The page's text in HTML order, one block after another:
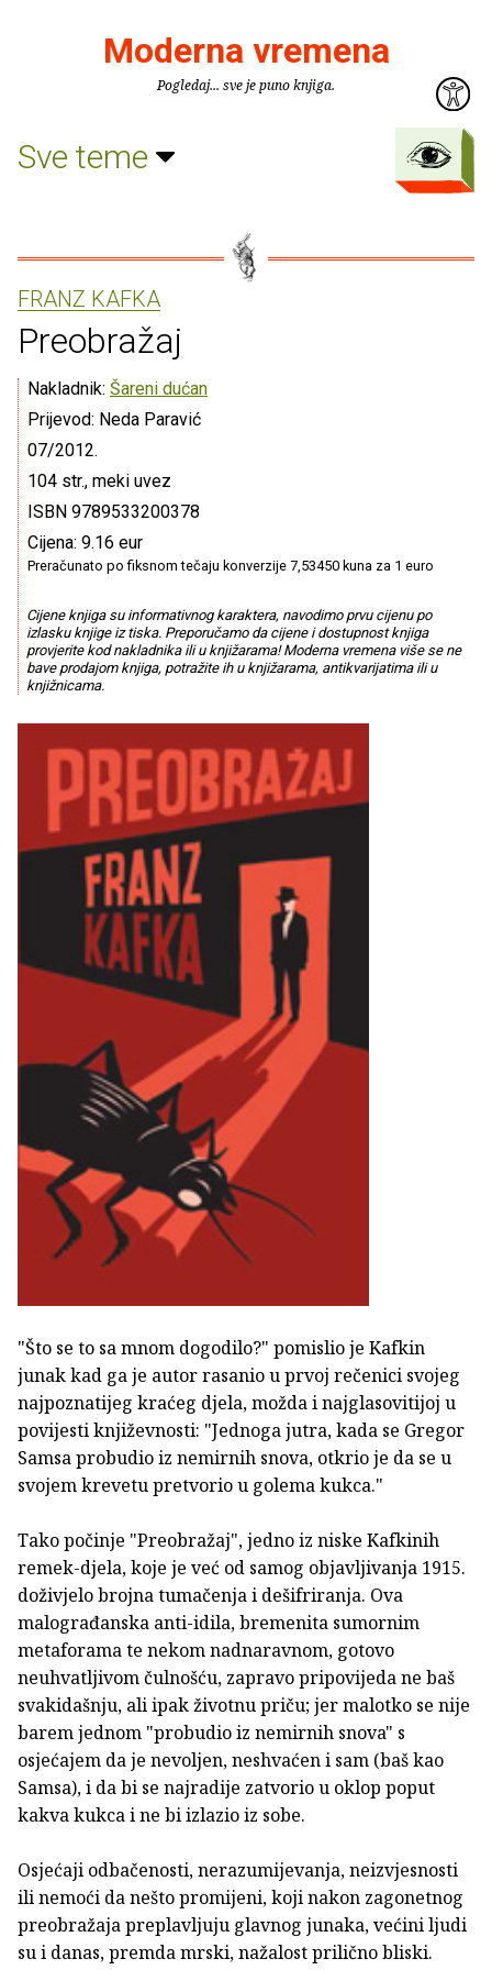
Moderna vremena
Pogledaj... sve je puno knjiga.
Sve teme
FRANZ KAFKA
Preobražaj
Nakladnik: Šareni dućan
Prijevod: Neda Paravić
07/2012.
104 str., meki uvez
ISBN 9789533200378
Cijena: 9.16 eur
Preračunato po fiksnom tečaju konverzije 7,53450 kuna za 1 euro
Cijene knjiga su informativnog karaktera, navodimo prvu cijenu po
izlasku knjige iz tiska. Preporučamo da cijene i dostupnost knjiga
provjerite kod nakladnika ili u knjižarama! Moderna vremena više se ne
bave prodajom knjiga, potražite ih u knjižarama, antikvarijatima ili u
knjižnicama.
"Što se to sa mnom dogodilo?" pomislio je Kafkin
junak kad ga je autor rasanio u prvoj rečenici svojeg
najpoznatijeg kraćeg djela, možda i najglasovitijoj u
povijesti književnosti: "Jednoga jutra, kada se Gregor
Samsa probudio iz nemirnih snova, otkrio je da se u
svojem krevetu pretvorio u golema kukca."
Tako počinje "Preobražaj", jedno iz niske Kafkinih
remek-djela, koje je već od samog objavljivanja 1915.
doživjelo brojna tumačenja i dešifriranja. Ova
malograđanska anti-idila, bremenita sumornim
metaforama te nekom nadnaravnom, gotovo
neuhvatljivom čulnošću, zapravo pripovijeda ne baš
svakidašnju, ali ipak životnu priču; jer malotko se nije
barem jednom "probudio iz nemirnih snova" s
osjećajem da je nevoljen, neshvaćen i sam (baš kao
Samsa), i da bi se najradije zatvorio u oklop poput
kakva kukca i ne bi izlazio iz sobe.
Osjećaji odbačenosti, nerazumijevanja, neizvjesnosti
ili nemoći da nešto promijeni, koji nakon zagonetnog
preobražaja preplavljuju glavnog junaka, većini ljudi
su i danas, premda mrski, nažalost prilično bliski.